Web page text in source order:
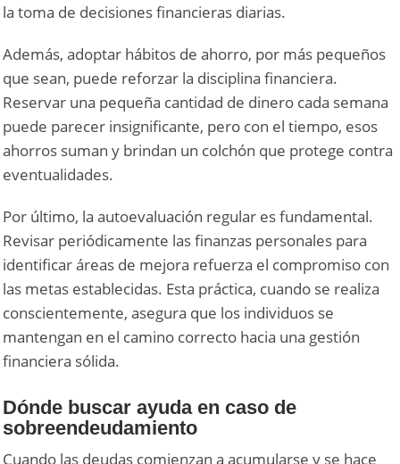
la toma de decisiones financieras diarias.
Además, adoptar hábitos de ahorro, por más pequeños
que sean, puede reforzar la disciplina financiera.
Reservar una pequeña cantidad de dinero cada semana
puede parecer insignificante, pero con el tiempo, esos
ahorros suman y brindan un colchón que protege contra
eventualidades.
Por último, la autoevaluación regular es fundamental.
Revisar periódicamente las finanzas personales para
identificar áreas de mejora refuerza el compromiso con
las metas establecidas. Esta práctica, cuando se realiza
conscientemente, asegura que los individuos se
mantengan en el camino correcto hacia una gestión
financiera sólida.
Dónde buscar ayuda en caso de
sobreendeudamiento
Cuando las deudas comienzan a acumularse y se hace